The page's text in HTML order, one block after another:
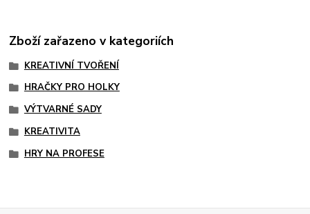
Zboží zařazeno v kategoriích
KREATIVNÍ TVOŘENÍ
HRAČKY PRO HOLKY
VÝTVARNÉ SADY
KREATIVITA
HRY NA PROFESE